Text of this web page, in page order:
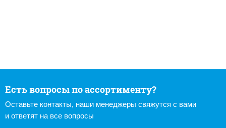
Есть вопросы по ассортименту?
Оставьте контакты, наши менеджеры свяжутся с вами
и ответят на все вопросы